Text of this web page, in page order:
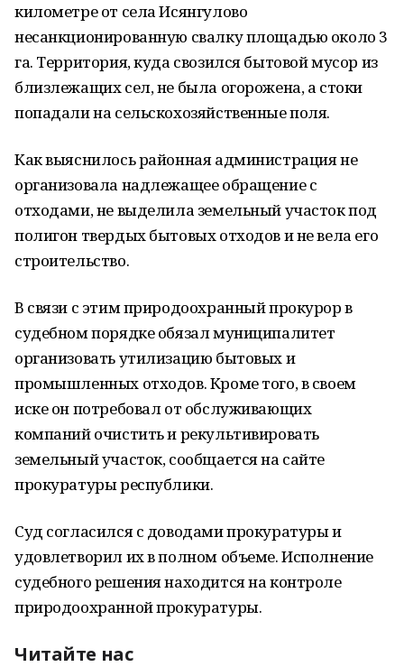
километре от села Исянгулово
несанкционированную свалку площадью около 3
га. Территория, куда свозился бытовой мусор из
близлежащих сел, не была огорожена, а стоки
попадали на сельскохозяйственные поля.
Как выяснилось районная администрация не
организовала надлежащее обращение с
отходами, не выделила земельный участок под
полигон твердых бытовых отходов и не вела его
строительство.
В связи с этим природоохранный прокурор в
судебном порядке обязал муниципалитет
организовать утилизацию бытовых и
промышленных отходов. Кроме того, в своем
иске он потребовал от обслуживающих
компаний очистить и рекультивировать
земельный участок, сообщается на сайте
прокуратуры республики.
Суд согласился с доводами прокуратуры и
удовлетворил их в полном объеме. Исполнение
судебного решения находится на контроле
природоохранной прокуратуры.
Читайте нас